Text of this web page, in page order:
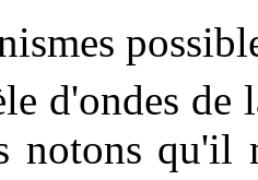
d'ondes de
notons qu'il